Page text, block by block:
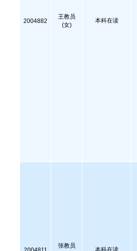
2004882
王教员
(女)
本科在读
张教员
本科在读